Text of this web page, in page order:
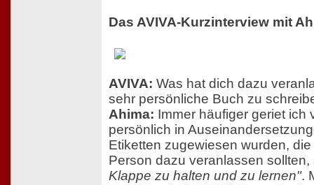
Das AVIVA-Kurzinterview mit
AVIVA: Was hat dich dazu
sehr persönliche Buch zu
Ahima: Immer häufiger geriet ich
persönlich in
Etiketten zugewiesen wurden,
Person dazu veranlassen
Klappe zu halten und zu lernen".